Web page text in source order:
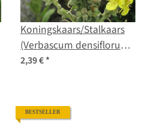
Koningskaars/Stalkaars
(Verbascum densiflorum)
zaden
2,39 €*
BESTSELLER